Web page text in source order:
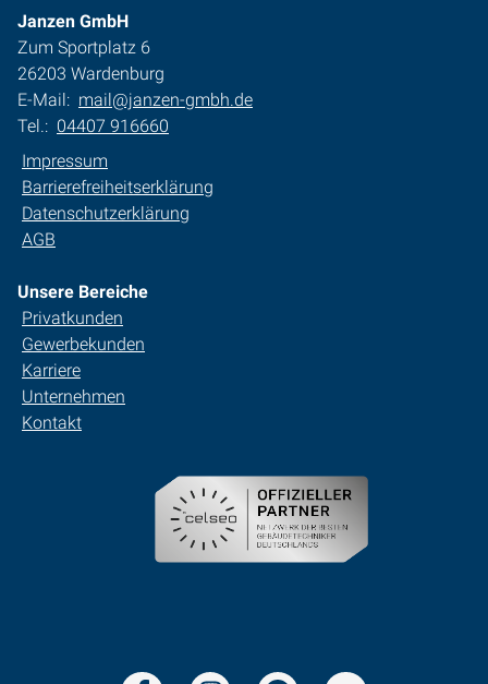
Janzen GmbH
Zum Sportplatz 6
26203 Wardenburg
E-Mail: mail@janzen-gmbh.de
Tel.: 04407 916660
Impressum
Barrierefreiheitserklärung
Datenschutzerklärung
AGB
Unsere Bereiche
Privatkunden
Gewerbekunden
Karriere
Unternehmen
Kontakt